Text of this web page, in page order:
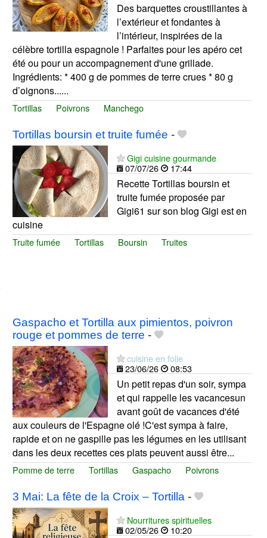
Des barquettes croustillantes à
l’extérieur et fondantes à
l’intérieur, inspirées de la
célèbre tortilla espagnole ! Parfaites pour les apéro cet
été ou pour un accompagnement d'une grillade.
Ingrédients: * 400 g de pommes de terre crues * 80 g
d’oignons......
Tortillas Poivrons Manchego
Tortillas boursin et truite fumée -
Gigi cuisine gourmande
07/07/26
17:44
Recette Tortillas boursin et
truite fumée proposée par
Gigi61 sur son blog Gigi est en
cuisine
Truite fumée Tortillas Boursin Truites
Gaspacho et Tortilla aux pimientos, poivron
rouge et pommes de terre -
cuisine en folie
23/06/26
08:53
Un petit repas d'un soir, sympa
et qui rappelle les vacancesun
avant goût de vacances d'été
aux couleurs de l'Espagne olé !C'est sympa à faire,
rapide et on ne gaspille pas les légumes en les utilisant
dans les deux recettes ces plats peuvent aussi être...
Pomme de terre Tortillas Gaspacho Poivrons
3 Mai: La fête de la Croix – Tortilla-
Nourritures spirituelles
02/05/26
10:20